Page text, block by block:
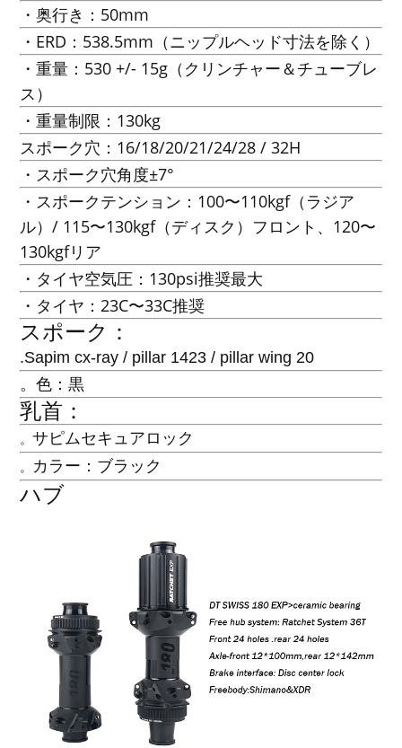
・奥行き：50mm
・ERD：538.5mm（ニップルヘッド寸法を除く）
・重量：530 +/- 15g（クリンチャー＆チューブレ
ス）
・重量制限：130kg
スポーク穴：16/18/20/21/24/28 / 32H
・スポーク穴角度±7°
・スポークテンション：100〜110kgf（ラジア
ル）/ 115〜130kgf（ディスク）フロント、120〜
130kgfリア
・タイヤ空気圧：130psi推奨最大
・タイヤ：23C〜33C推奨
スポーク：
.Sapim cx-ray / pillar 1423 / pillar wing 20
。色：黒
乳首：
。サピムセキュアロック
。 カラー：ブラック
ハブ